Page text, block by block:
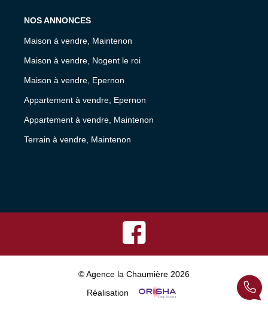
NOS ANNONCES
Maison à vendre, Maintenon
Maison à vendre, Nogent le roi
Maison à vendre, Epernon
Appartement à vendre, Epernon
Appartement à vendre, Maintenon
Terrain à vendre, Maintenon
© Agence la Chaumière 2026
Réalisation